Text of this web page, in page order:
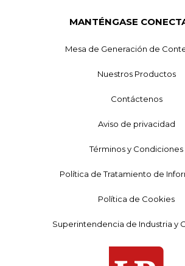
MANTÉNGASE
Mesa de Generación de
Nuestros Productos
Contáctenos
Aviso de privacidad
Términos y Condiciones
Política de Tratamiento de
Política de Cookies
Superintendencia de Industria y